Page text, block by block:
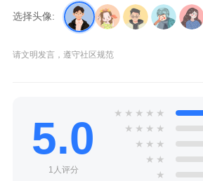
选择头像:
请文明发言，遵守社区规范
5.0
1人评分
★ ★ ★ ★ ★
★ ★ ★ ★
★ ★ ★
★ ★
★